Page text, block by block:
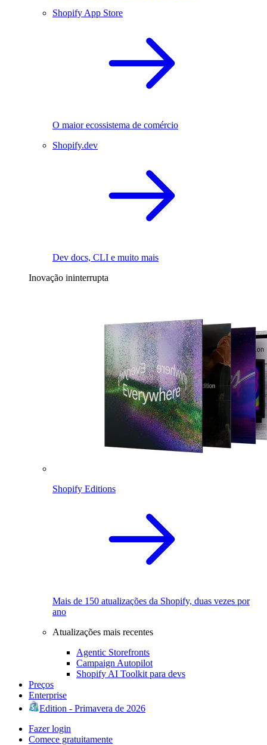
Shopify App Store
O maior ecossistema de comércio
Shopify.dev
Dev docs, CLI e muito mais
Inovação ininterrupta
Shopify Editions
Mais de 150 atualizações da Shopify, duas vezes por
ano
Atualizações mais recentes
Agentic Storefronts
Campaign Autopilot
Shopify AI Toolkit para devs
Preços
Enterprise
Edition - Primavera de 2026
Fazer login
Comece gratuitamente